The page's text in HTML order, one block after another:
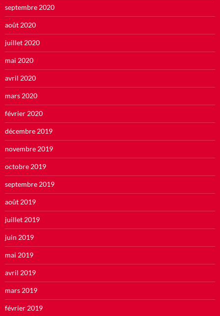
septembre 2020
août 2020
juillet 2020
mai 2020
avril 2020
mars 2020
février 2020
décembre 2019
novembre 2019
octobre 2019
septembre 2019
août 2019
juillet 2019
juin 2019
mai 2019
avril 2019
mars 2019
février 2019